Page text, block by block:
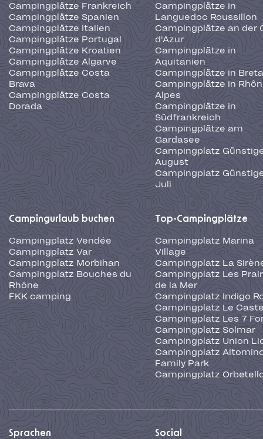
Campingplätze Frankreich
Campingplätze Spanien
Campingplätze Italien
Campingplätze Portugal
Campingplätze Kroatien
Campingplätze Algarve
Campingplätze Costa
Brava
Campingplätze Costa
Dorada
Campingplätze in
Languedoc Roussillon
Campingplätze an der
d'Azur
Campingplätze in
Aquitanien
Campingplätze in
Campingplätze in
Alpes
Campingplätze in
Südfrankreich
Campingplätze am
Gardasee
Campingplatz
August
Campingplatz
Juli
Campingurlaub buchen
Campingplatz Vendée
Campingplatz Var
Campingplatz Morbihan
Campingplatz Bouches du
Rhône
FKK camping
Top-Campingplätze
Campingplatz Marina
Village
Campingplatz La
Campingplatz Les
de la Mer
Campingplatz Indigo
Campingplatz Le
Campingplatz Les 7
Campingplatz Solmar
Campingplatz Union
Campingplatz
Family Park
Campingplatz
Sprachen Social